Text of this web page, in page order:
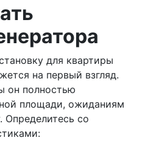
для квартиры
на первый взгляд.
он полностью
площади, ожиданиям
Определитесь со